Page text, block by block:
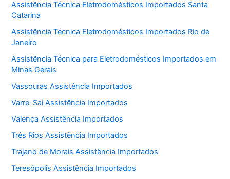
Assistência Técnica Eletrodomésticos Importados Santa
Catarina
Assistência Técnica Eletrodomésticos Importados Rio de
Janeiro
Assistência Técnica para Eletrodomésticos Importados em
Minas Gerais
Vassouras Assistência Importados
Varre-Sai Assistência Importados
Valença Assistência Importados
Três Rios Assistência Importados
Trajano de Morais Assistência Importados
Teresópolis Assistência Importados